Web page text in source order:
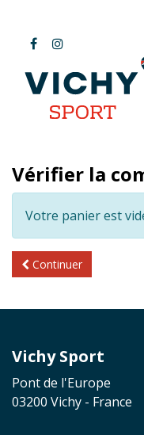
Vérifier la
Votre panier est
Continuer
Vichy Sport
Pont de l'Europe
03200 Vichy - France